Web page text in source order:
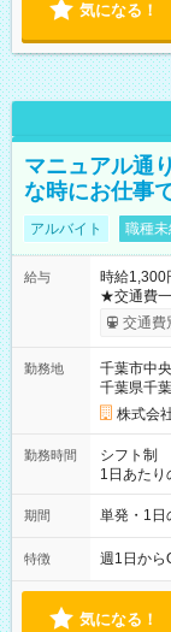
気になる！
マニュアル通
な時にお仕事
アルバイト 職種
給与
時給1,300
★交通費一部支給 時給1,300円～ ※
※勤務回
り！】
例】 ・河
×8時間＝
円の場合
円（役割手
間】試用期
交通費
勤務地
千葉市中
千葉県千
株式会
勤務時間
シフト制
1日あた
間は 試験
期間 単発・1日
特徴 週1日から
気になる！